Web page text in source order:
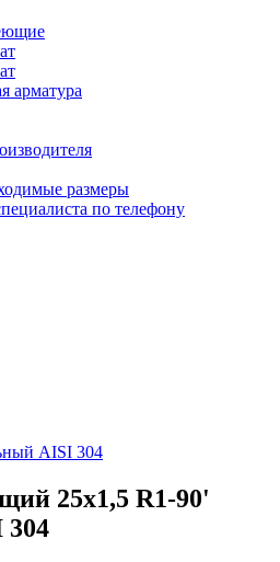
арматура
размеры
по телефону
AISI 304
25х1,5 R1-90'
304